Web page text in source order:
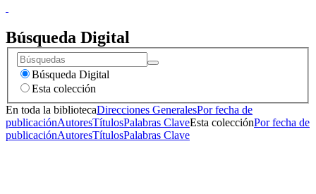
Búsqueda Digital
Búsqueda Digital
Esta colección
En toda la bibliotecaDirecciones GeneralesPor fecha de
publicaciónAutoresTítulosPalabras ClaveEsta colecciónPor fecha de
publicaciónAutoresTítulosPalabras Clave